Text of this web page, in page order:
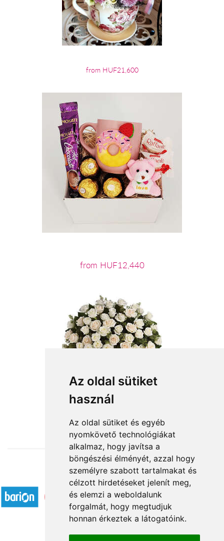
Az oldal sütiket
használ
Az oldal sütiket és egyéb
nyomkövető technológiákat
alkalmaz, hogy javítsa a
böngészési élményét, azzal hogy
személyre szabott tartalmakat és
célzott hirdetéseket jelenít meg,
és elemzi a weboldalunk
forgalmát, hogy megtudjuk
honnan érkeztek a látogatóink.
from HUF21,600
from HUF12,440
Accepted payment methods